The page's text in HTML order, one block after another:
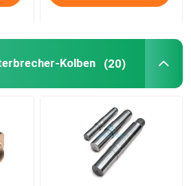
Unterbrecher
Kolben (20)